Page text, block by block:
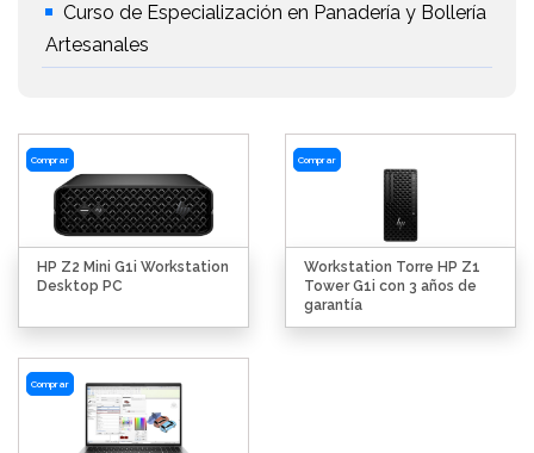
Curso de Especialización en Panadería y Bollería
Artesanales
Comprar
HP Z2 Mini G1i Workstation
Desktop PC
Comprar
Workstation Torre HP Z1
Tower G1i con 3 años de
garantía
Comprar